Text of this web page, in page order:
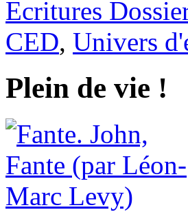
Ecritures
CED, Univers
Plein de vie !